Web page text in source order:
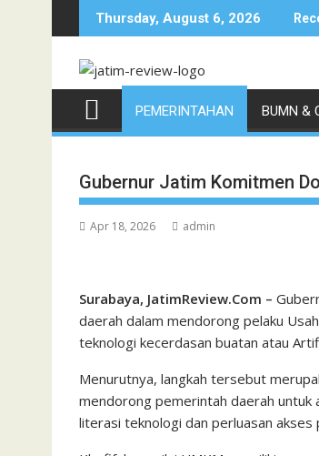
to
Thursday, August 6, 2026
PEMERINTAHAN BUMN &
Gubernur Jatim Komitmen
Apr 18, 2026 admin
Surabaya, JatimReview.Com –
daerah dalam mendorong pelaku
teknologi kecerdasan buatan atau
Menurutnya, langkah tersebut
mendorong pemerintah daerah
literasi teknologi dan perluasan akses